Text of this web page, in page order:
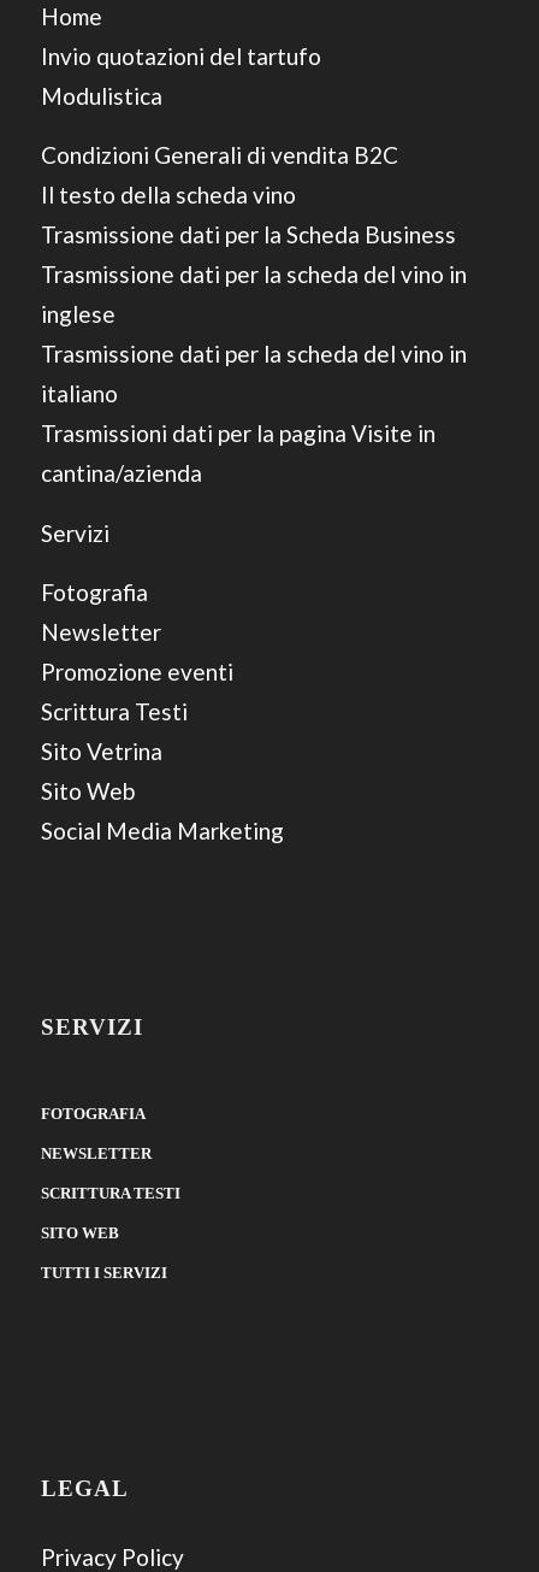
Home
Invio quotazioni del tartufo
Modulistica
Condizioni Generali di vendita B2C
Il testo della scheda vino
Trasmissione dati per la Scheda Business
Trasmissione dati per la scheda del vino in
inglese
Trasmissione dati per la scheda del vino in
italiano
Trasmissioni dati per la pagina Visite in
cantina/azienda
Servizi
Fotografia
Newsletter
Promozione eventi
Scrittura Testi
Sito Vetrina
Sito Web
Social Media Marketing
SERVIZI
FOTOGRAFIA
NEWSLETTER
SCRITTURA TESTI
SITO WEB
TUTTI I SERVIZI
LEGAL
Privacy Policy